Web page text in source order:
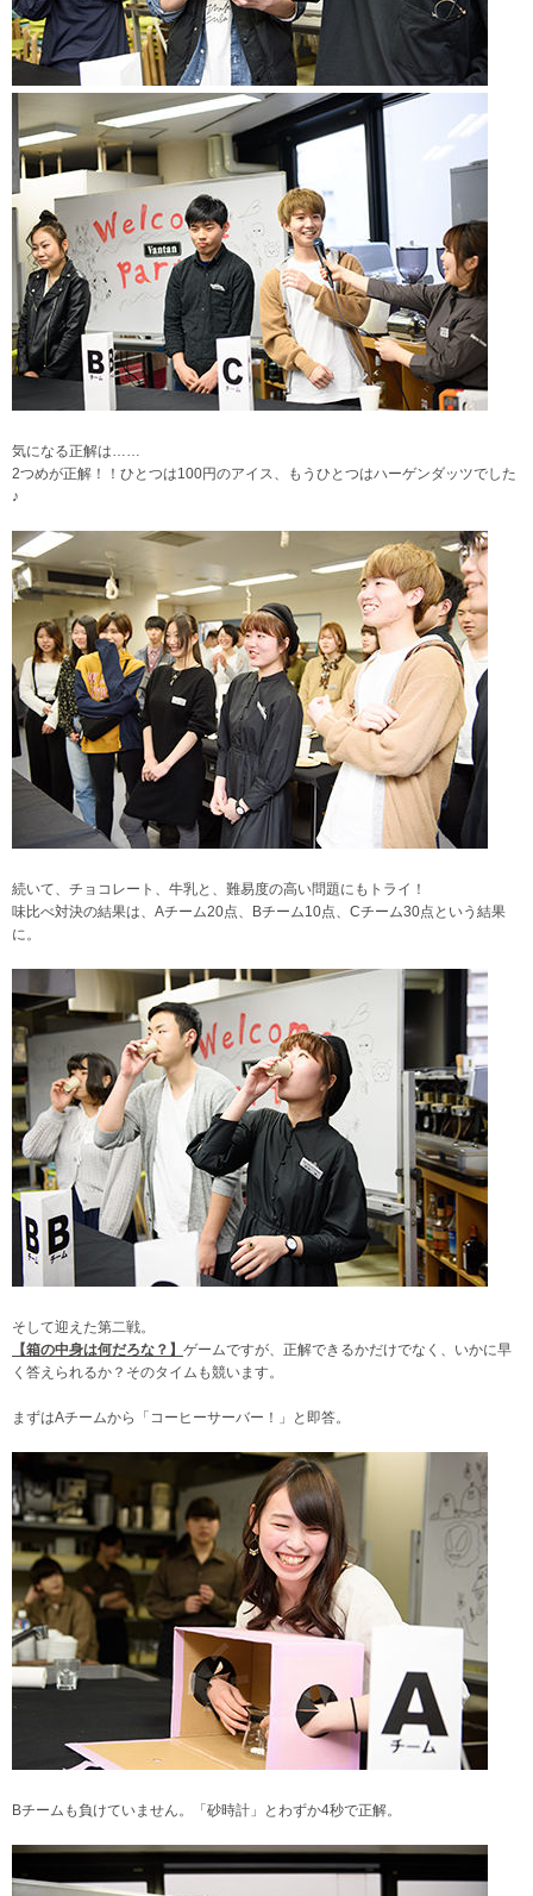
気になる正解は……
2つめが正解！！ひとつは100円のアイス、もうひとつはハーゲンダッツでした
♪
続いて、チョコレート、牛乳と、難易度の高い問題にもトライ！
味比べ対決の結果は、Aチーム20点、Bチーム10点、Cチーム30点という結果
に。
そして迎えた第二戦。
【箱の中身は何だろな？】 ゲームですが、正解できるかだけでなく、いかに早
く答えられるか？そのタイムも競います。
まずはAチームから「コーヒーサーバー！」と即答。
Bチームも負けていません。「砂時計」とわずか4秒で正解。